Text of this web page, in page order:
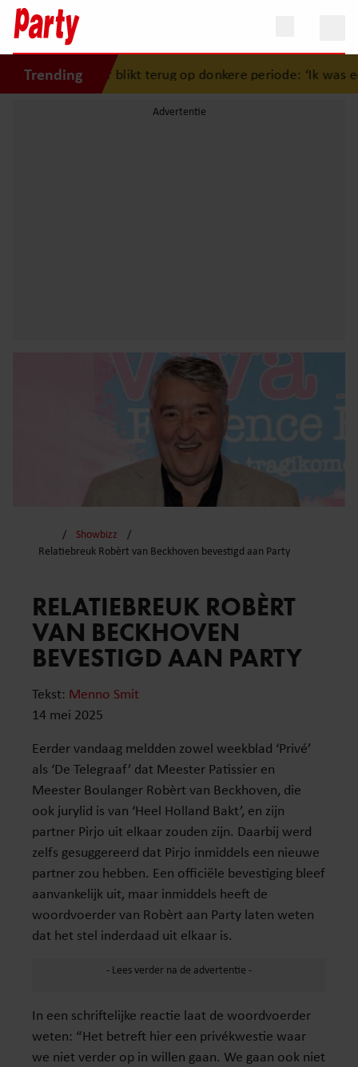
Trending
blikt terug op donkere periode: ‘Ik was een
Showbizz
Relatiebreuk Robèrt van Beckhoven bevestigd aan Party
RELATIEBREUK ROBÈRT
VAN BECKHOVEN
BEVESTIGD AAN PARTY
Tekst: Menno Smit
14 mei 2025
Eerder vandaag meldden zowel weekblad ‘Privé’
als ‘De Telegraaf’ dat Meester Patissier en
Meester Boulanger Robèrt van Beckhoven, die
ook jurylid is van ‘Heel Holland Bakt’, en zijn
partner Pirjo uit elkaar zouden zijn. Daarbij werd
zelfs gesuggereerd dat Pirjo inmiddels een nieuwe
partner zou hebben. Een officiële bevestiging bleef
aanvankelijk uit, maar inmiddels heeft de
woordvoerder van Robèrt aan Party laten weten
dat het stel inderdaad uit elkaar is.
In een schriftelijke reactie laat de woordvoerder
weten: “Het betreft hier een privékwestie waar
we niet verder op in willen gaan. We gaan ook niet